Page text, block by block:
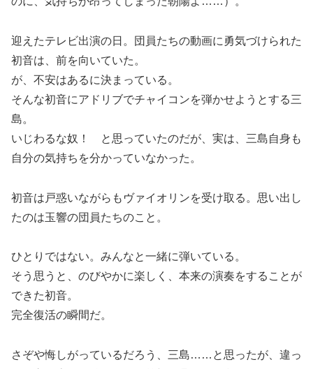
迎えたテレビ出演の日。団員たちの動画に勇気づけられた
初音は、前を向いていた。
が、不安はあるに決まっている。
そんな初音にアドリブでチャイコンを弾かせようとする三
島。
いじわるな奴！ と思っていたのだが、実は、三島自身も
自分の気持ちを分かっていなかった。
初音は戸惑いながらもヴァイオリンを受け取る。思い出し
たのは玉響の団員たちのこと。
ひとりではない。みんなと一緒に弾いている。
そう思うと、のびやかに楽しく、本来の演奏をすることが
できた初音。
完全復活の瞬間だ。
さぞや悔しがっているだろう、三島……と思ったが、違っ